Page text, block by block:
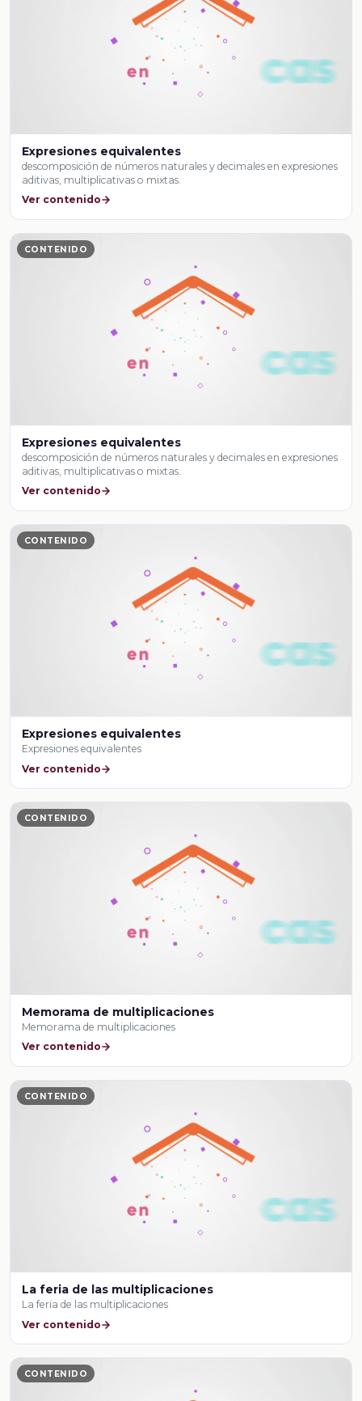
Expresiones equivalentes
descomposición de números naturales y decimales en expresiones
aditivas, multiplicativas o mixtas.
Ver contenido
CONTENIDO
Expresiones equivalentes
descomposición de números naturales y decimales en expresiones
aditivas, multiplicativas o mixtas.
Ver contenido
CONTENIDO
Expresiones equivalentes
Expresiones equivalentes
Ver contenido
CONTENIDO
Memorama de multiplicaciones
Memorama de multiplicaciones
Ver contenido
CONTENIDO
La feria de las multiplicaciones
La feria de las multiplicaciones
Ver contenido
CONTENIDO